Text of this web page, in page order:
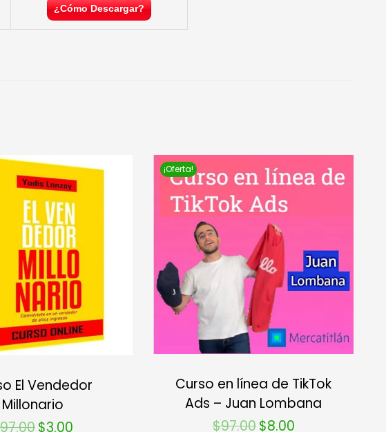
¿Cómo Descargar?
El Vendedor
Millonario
97.00$3.00
¡Oferta!
Curso en línea de TikTok
Ads – Juan Lombana
$97.00 $8.00